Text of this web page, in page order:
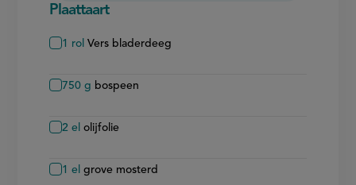
Plaattaart
1 rol Vers bladerdeeg
750 g bospeen
2 el olijfolie
1 el grove mosterd